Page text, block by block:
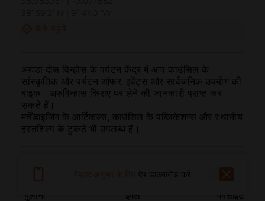
अरुडा दोस विन्होस के पर्यटन केंद्र में आप काउंसिल के
सांस्कृतिक और पर्यटन ऑफर, इवेंट्स और सार्वजनिक उपयोग की
बाइक - अरुविन्हास किराए पर लेने की जानकारी प्राप्त कर
सकते हैं।
मर्चेंडाइजिंग के आर्टिकल्स, काउंसिल के पब्लिकेशन्स और स्थानीय
हस्तशिल्प के टुकड़े भी उपलब्ध हैं।
बुलाना ईमेल वेबसाइट
ऐप डाउनलोड करें